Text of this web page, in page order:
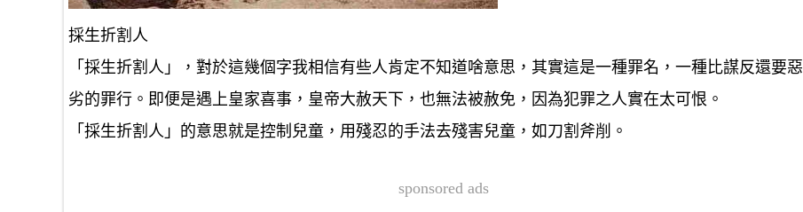
採生折割人
「採生折割人」，對於這幾個字我相信有些人肯定不知道啥意思，其實這是一種罪名，一種比謀反還要惡
劣的罪行。即便是遇上皇家喜事，皇帝大赦天下，也無法被赦免，因為犯罪之人實在太可恨。
「採生折割人」的意思就是控制兒童，用殘忍的手法去殘害兒童，如刀割斧削。
sponsored ads